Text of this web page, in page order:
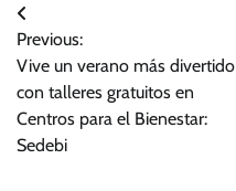
Navegación
de
entradas
Previous:
Vive un verano más divertido
con talleres gratuitos en
Centros para el Bienestar:
Sedebi